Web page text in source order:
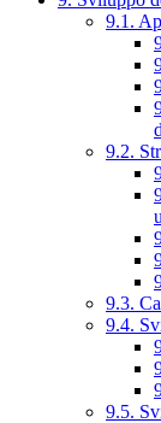
9.1.
9.2.
9.3.
9.4.
9.5.